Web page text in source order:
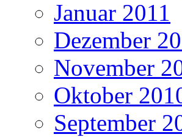
Januar 2011
Dezember
November
Oktober
September